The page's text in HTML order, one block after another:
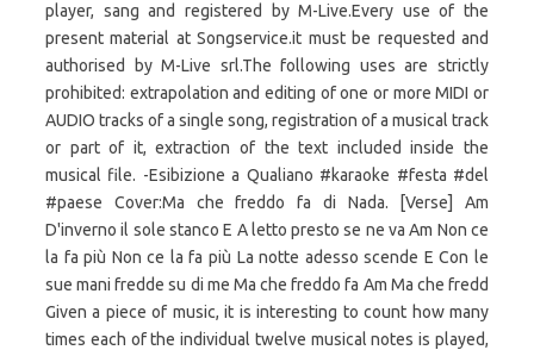
player, sang and registered by M-Live.Every use of the
present material at Songservice.it must be requested and
authorised by M-Live srl.The following uses are strictly
prohibited: extrapolation and editing of one or more MIDI or
AUDIO tracks of a single song, registration of a musical track
or part of it, extraction of the text included inside the
musical file. -Esibizione a Qualiano #karaoke #festa #del
#paese Cover:Ma che freddo fa di Nada. [Verse] Am
D'inverno il sole stanco E A letto presto se ne va Am Non ce
la fa più Non ce la fa più La notte adesso scende E Con le
sue mani fredde su di me Ma che freddo fa Am Ma che fredd
Given a piece of music, it is interesting to count how many
times each of the individual twelve musical notes is played,